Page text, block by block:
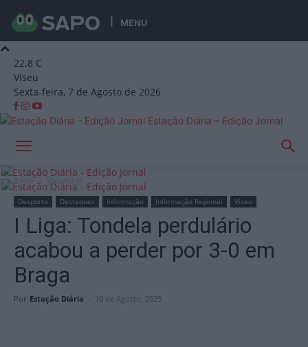
MENU
22.8 C
Viseu
Sexta-feira, 7 de Agosto de 2026
Estação Diária – Edição Jornal
Início Desporto
Desporto Destaques Informação Informação Regional Viseu
I Liga: Tondela perdulário
acabou a perder por 3-0 em
Braga
Por Estação Diária - 10 de Agosto, 2025